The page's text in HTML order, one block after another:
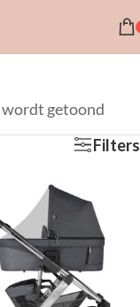
wordt getoond
Filters